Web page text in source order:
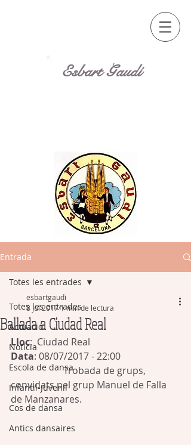
Esbart Gaudí
Entrada
Totes les entrades
Actuació
Notícia
Escola de dansa
Infantil-Juvenil
Cos de dansa
Antics dansaires
Totes les entrades
Ballada a Ciudad Real
esbartgaudi
8 jul 20171 min de lectura
Lloc:  Ciudad Real
Data: 08/07/2017 - 22:00
Trobada de grups,
convidats pel grup Manuel de Falla
de Manzanares.